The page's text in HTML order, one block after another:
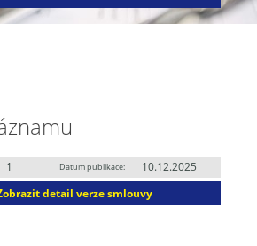
1 Datum publikace:
10.12.2025
detail verze smlouvy